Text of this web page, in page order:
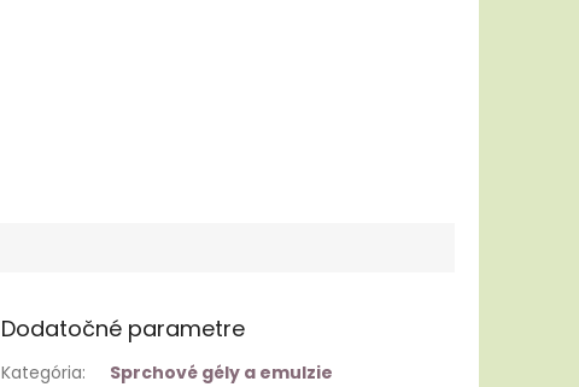
Dodatočné parametre
Kategória:
Sprchové gély a emulzie